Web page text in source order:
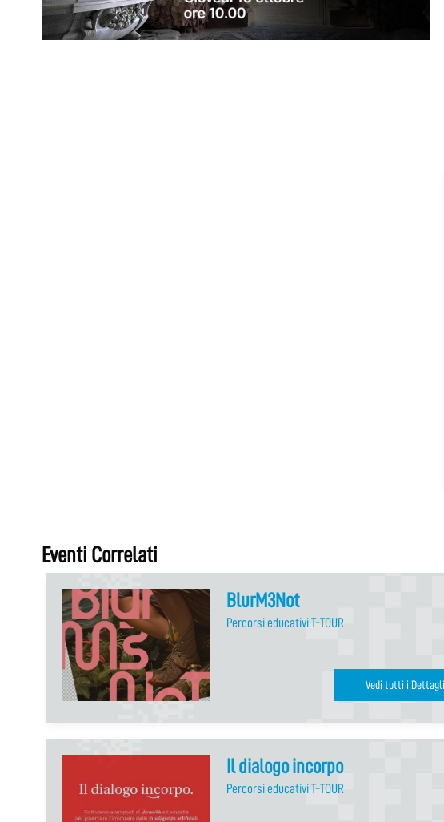
Eventi Correlati
BlurM3Not
Percorsi educativi T-TOUR
Il dialogo incorpo
Percorsi educativi T-TOUR